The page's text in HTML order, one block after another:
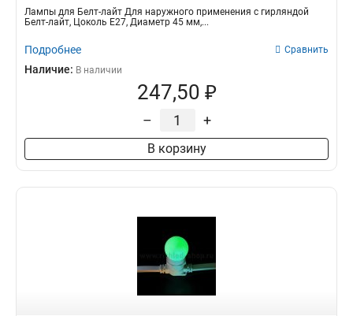
Лампы для Белт-лайт Для наружного применения с гирляндой
Белт-лайт, Цоколь Е27, Диаметр 45 мм,...
Подробнее Сравнить
Наличие: В наличии
247,50 ₽
– +
В корзину